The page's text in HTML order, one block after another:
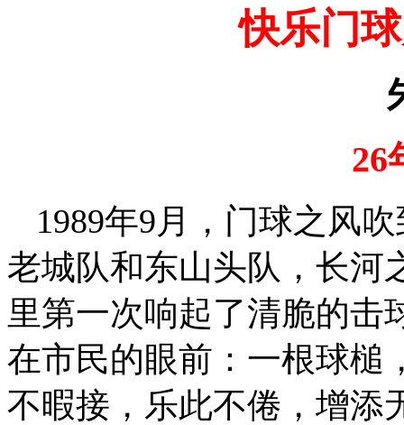
快乐门
26
1989年9月，门球之风
老城队和东山头队，长河
里第一次响起了清脆的击
在市民的眼前：一根球槌
不暇接，乐此不倦，增添